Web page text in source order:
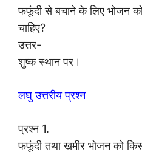
फफूंदी से बचाने के लिए भोजन
चाहिए?
उत्तर-
शुष्क स्थान पर।
लघु उत्तरीय प्रश्न
प्रश्न 1.
फफूंदी तथा खमीर भोजन को